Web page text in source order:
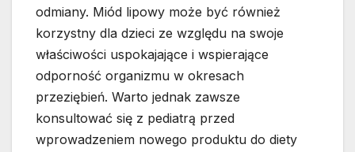
odmiany. Miód lipowy może być również
korzystny dla dzieci ze względu na swoje
właściwości uspokajające i wspierające
odporność organizmu w okresach
przeziębień. Warto jednak zawsze
konsultować się z pediatrą przed
wprowadzeniem nowego produktu do diety